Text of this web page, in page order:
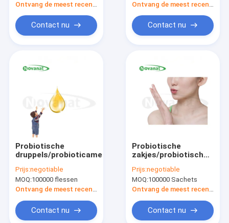
Contact nu Contact nu
Probiotische
druppels/probioticamengsel/privélabel/ODM/OEM
Prijs:negotiable
MOQ:100000 flessen
Ontvang de meest recente Prijs
Contact nu
Probiotische
zakjes/probiotische
Prijs:negotiable
MOQ:100000 Sachets
Ontvang de meest recente Prijs
Contact nu